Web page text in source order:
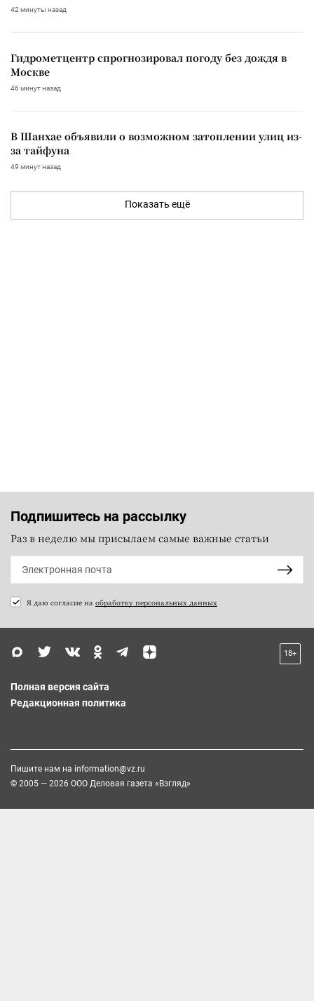
42 минуты назад
Гидрометцентр спрогнозировал погоду без дождя в
Москве
46 минут назад
В Шанхае объявили о возможном затоплении улиц из-
за тайфуна
49 минут назад
Показать ещё
Подпишитесь на рассылку
Раз в неделю мы присылаем самые важные статьи
Я даю согласие на обработку персональных данных
18+
Полная версия сайта
Редакционная политика
Пишите нам на information@vz.ru
© 2005 — 2026 ООО Деловая газета «Взгляд»